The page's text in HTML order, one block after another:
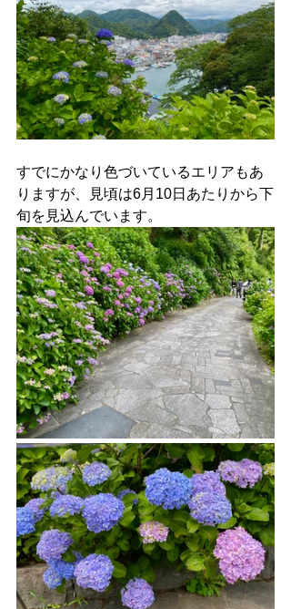
すでにかなり色づいているエリアもあ
りますが、見頃は6月10日あたりから下
旬を見込んでいます。